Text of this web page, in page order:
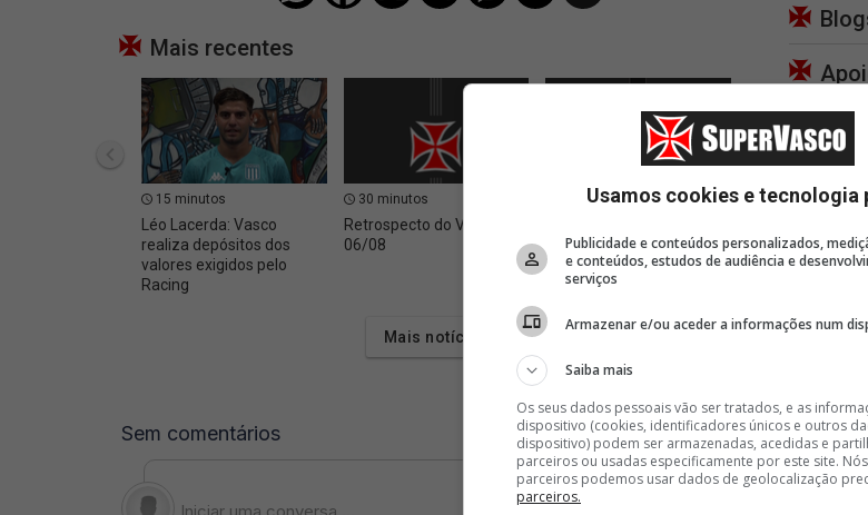
Mais recentes
15 minutos
Léo Lacerda: Vasco
realiza depósitos dos
valores exigidos pelo
Racing
30 minutos
Retrospecto do Vasco em
06/08
31 minutos
do Vasco nesta quinta
(06/08/2026) 📺
39 minutos
chave da vitória
no clássico?'
Mais notícias
Usamos cookies e tecnologia
Publicidade e conteúdos personalizados,
e conteúdos, estudos de audiência e
serviços
Armazenar e/ou aceder a informações num
Saiba mais
Os seus dados pessoais vão ser tratados, e as
dispositivo (cookies, identificadores únicos e outros
dispositivo) podem ser armazenadas, acedidas e
parceiros ou usadas especificamente por este site.
parceiros podemos usar dados de geolocalização
parceiros.